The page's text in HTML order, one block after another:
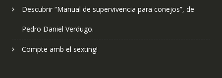
Descubrir “Manual de supervivencia para conejos”, de
Pedro Daniel Verdugo.
Compte amb el sexting!